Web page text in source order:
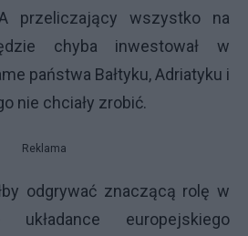
przeliczający wszystko na
chyba inwestował w
państwa Bałtyku, Adriatyku i
nie chciały zrobić.
Reklama
odgrywać znaczącą rolę w
układance europejskiego